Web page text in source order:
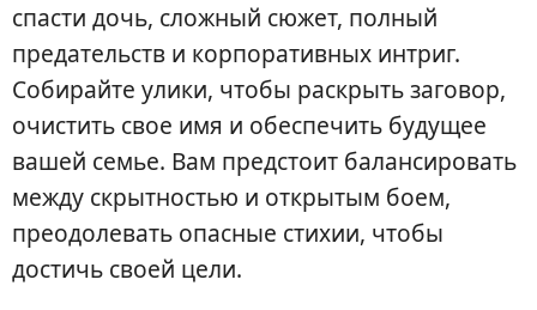
спасти дочь, сложный сюжет, полный
предательств и корпоративных интриг.
Собирайте улики, чтобы раскрыть заговор,
очистить свое имя и обеспечить будущее
вашей семье. Вам предстоит балансировать
между скрытностью и открытым боем,
преодолевать опасные стихии, чтобы
достичь своей цели.